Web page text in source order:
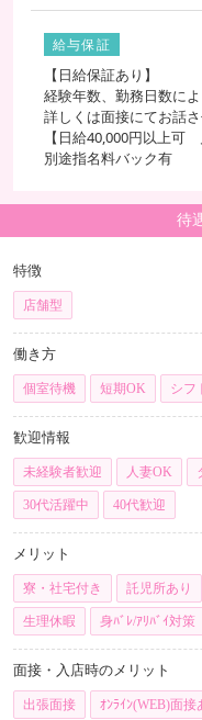
給与保証
【日給保証あり】
経験年数、勤務日数に
詳しくは面接にてお話
【日給40,000円以上可
別途指名料バック有
待
特徴
店舗型
働き方
個室待機 短期OK シフ
歓迎情報
未経験者歓迎 人妻OK
30代活躍中 40代歓迎
メリット
寮・社宅付き 託児所あり
生理休暇 身ﾊﾞﾚ/ｱﾘﾊﾞｲ対策
面接・入店時のメリット
出張面接 ｵﾝﾗｲﾝ(WEB)面接